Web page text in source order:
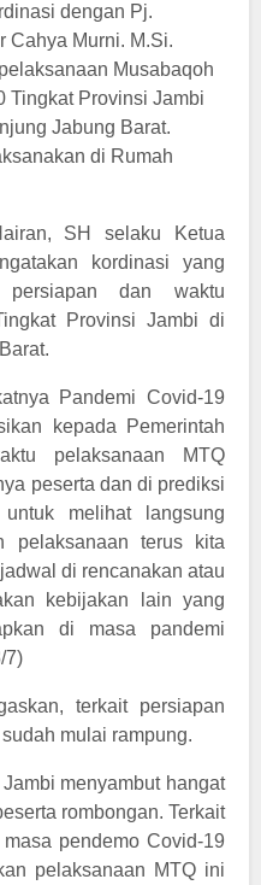
dengan Pj.
Cahya Murni. M.Si.
Musabaqoh
Tingkat Provinsi Jambi
Jabung Barat.
di Rumah
SH selaku Ketua
kordinasi yang
dan waktu
Provinsi Jambi di
Pandemi Covid-19
kepada Pemerintah
pelaksanaan MTQ
peserta dan di prediksi
melihat langsung
pelaksanaan terus kita
di rencanakan atau
kebijakan lain yang
di masa pandemi
7)
terkait persiapan
mulai rampung.
menyambut hangat
rombongan. Terkait
pendemo Covid-19
pelaksanaan MTQ ini